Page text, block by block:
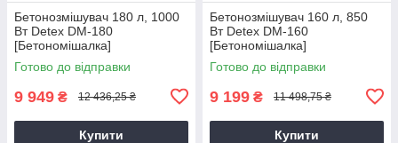
Бетонозмішувач 180 л, 1000
Вт Detex DM-180
[Бетономішалка]
Готово до відправки
9 949 ₴ 12 436,25 ₴
Купити
Бетонозмішувач 160 л, 850
Вт Detex DM-160
[Бетономішалка]
Готово до відправки
9 199 ₴ 11 498,75 ₴
Купити